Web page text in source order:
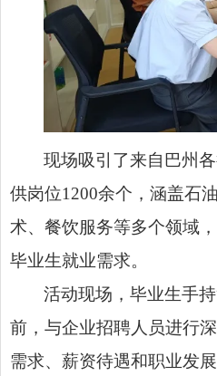
现场吸引了来自巴州
供岗位1200余个，涵盖石
术、餐饮服务等多个领域
毕业生就业需求。
活动现场，毕业生手
前，与企业招聘人员进行
需求、薪资待遇和职业发展